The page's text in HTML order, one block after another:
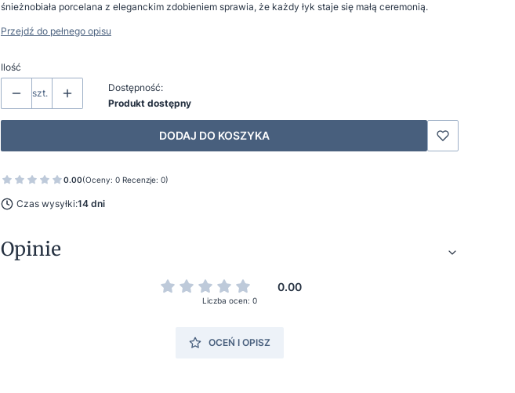
śnieżnobiała porcelana z eleganckim zdobieniem sprawia, że każdy łyk staje się małą ceremonią.
Przejdź do pełnego opisu
Ilość
szt.
Dostępność:
Produkt dostępny
DODAJ DO KOSZYKA
0.00(Oceny: 0 Recenzje: 0)
Czas wysyłki:14 dni
Opinie
0.00
Liczba ocen: 0
OCEŃ I OPISZ